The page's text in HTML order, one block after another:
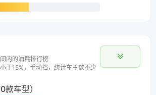
内的油耗排行榜
于15%，手动挡，统计车主数不少
车型）